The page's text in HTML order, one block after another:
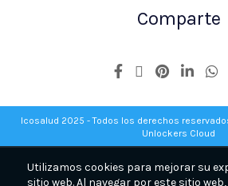
Comparte
Icosalud 2025 - Todos los derechos
Unlockers Cloud
Utilizamos cookies para mejorar su
sitio web. Al navegar por este sitio